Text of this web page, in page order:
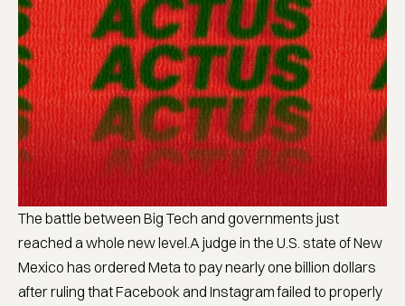
The battle between Big Tech and governments just
reached a whole new level.A judge in the U.S. state of New
Mexico has ordered Meta to pay nearly one billion dollars
after ruling that Facebook and Instagram failed to properly